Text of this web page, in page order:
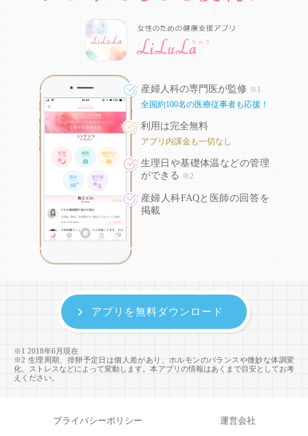
産婦人科の専門医が監修 ※1
全国約100名の医療従事者も応援！
利用は完全無料
アプリ内課金も一切なし
生理日や基礎体温などの管理
ができる
※2
産婦人科FAQと医師の回答を
掲載
※1 2018年6月現在
※2 生理周期、排卵予定日は個人差があり、ホルモンのバランスや微妙な体調変
化、ストレスなどによって変動します。本アプリの情報はあくまで目安としてお考
えください。
アプリを無料ダウンロード
プライバシーポリシー 運営会社